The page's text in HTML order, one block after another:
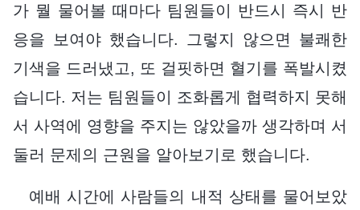
가 뭘 물어볼 때마다 팀원들이 반드시 즉시 반
응을 보여야 했습니다. 그렇지 않으면 불쾌한
기색을 드러냈고, 또 걸핏하면 혈기를 폭발시켰
습니다. 저는 팀원들이 조화롭게 협력하지 못해
서 사역에 영향을 주지는 않았을까 생각하며 서
둘러 문제의 근원을 알아보기로 했습니다.
예배 시간에 사람들의 내적 상태를 물어보았